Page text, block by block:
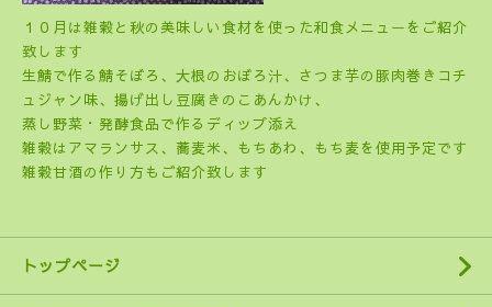
１０月は雑穀と秋の美味しい食材を使った和食メニューをご紹介
致します
生鯖で作る鯖そぼろ、大根のおぼろ汁、さつま芋の豚肉巻きコチ
ュジャン味、揚げ出し豆腐きのこあんかけ、
蒸し野菜・発酵食品で作るディップ添え
雑穀はアマランサス、蕎麦米、もちあわ、もち麦を使用予定です
雑穀甘酒の作り方もご紹介致します
トップページ